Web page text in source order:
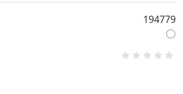
194779